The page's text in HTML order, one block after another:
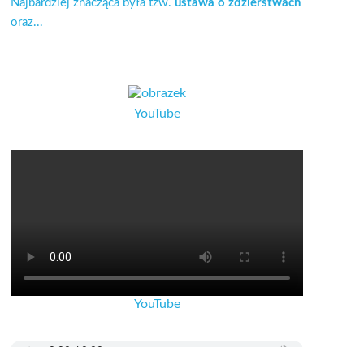
Najbardziej znacząca była tzw.ustawa o ździerstwach
oraz...
YouTube
YouTube